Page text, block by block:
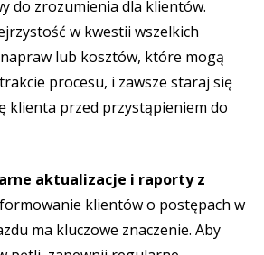
do zrozumienia dla klientów.
w kwestii wszelkich
lub kosztów, które mogą
procesu, i zawsze staraj się
klienta przed przystąpieniem do
aktualizacje i raporty z
klientów o postępach w
ma kluczowe znaczenie. Aby